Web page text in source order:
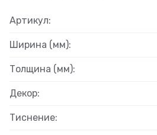
Артикул:
Ширина (мм):
Толщина (мм):
Декор:
Тиснение: